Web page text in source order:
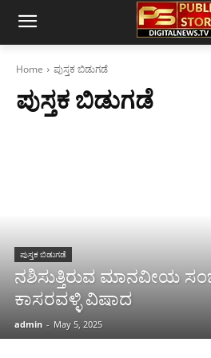
Home ಪುಸ್ತಕ ಬಿಡುಗಡೆ
ಪುಸ್ತಕ ಬಿಡುಗಡೆ
ಪುಸ್ತಕ ಬಿಡುಗಡೆ
ನಶಿಸುತ್ತಿರುವ ಮಾನವೀಯ
ಕಾಸರವಳ್ಳಿ ವಿಷಾದ
admin - May 5, 2025